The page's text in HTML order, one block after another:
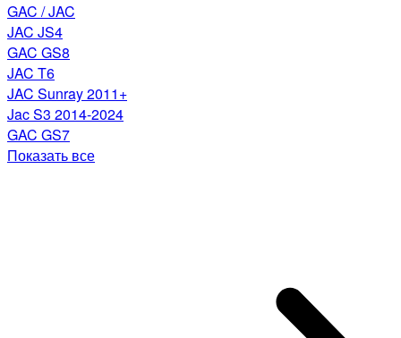
GAC / JAC
JAC JS4
GAC GS8
JAC T6
JAC Sunray 2011+
Jac S3 2014-2024
GAC GS7
Показать все